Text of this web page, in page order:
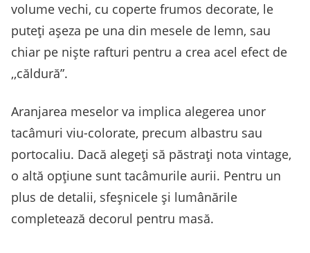
volume vechi, cu coperte frumos decorate, le
puteți așeza pe una din mesele de lemn, sau
chiar pe niște rafturi pentru a crea acel efect de
,,căldură”.
Aranjarea meselor va implica alegerea unor
tacâmuri viu-colorate, precum albastru sau
portocaliu. Dacă alegeți să păstrați nota vintage,
o altă opțiune sunt tacâmurile aurii. Pentru un
plus de detalii, sfeșnicele și lumânările
completează decorul pentru masă.